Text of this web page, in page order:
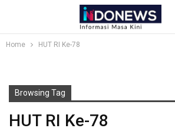
Home HUT RI Ke-78
Browsing Tag
HUT RI Ke-78